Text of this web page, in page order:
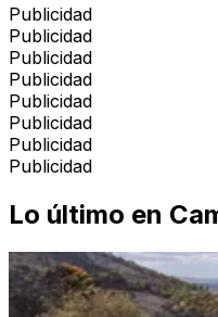
Publicidad
Publicidad
Publicidad
Publicidad
Publicidad
Publicidad
Publicidad
Publicidad
Lo último en